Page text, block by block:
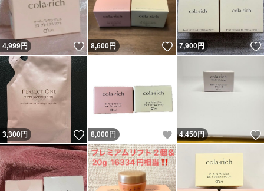
4,999円 いいね！
8,600円 いいね！
7,900円
3,300円 いいね！
8,000 円 いいね！
4,450円